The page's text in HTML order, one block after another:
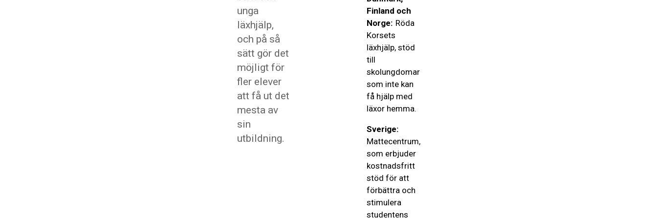
unga
läxhjälp,
och på så
sätt gör det
möjligt för
fler elever
att få ut det
mesta av
sin
utbildning.
Finland och
Norge: Röda
Korsets
läxhjälp, stöd
till
skolungdomar
som inte kan
få hjälp med
läxor hemma.
Sverige:
Mattecentrum,
som erbjuder
kostnadsfritt
stöd för att
förbättra och
stimulera
studentens